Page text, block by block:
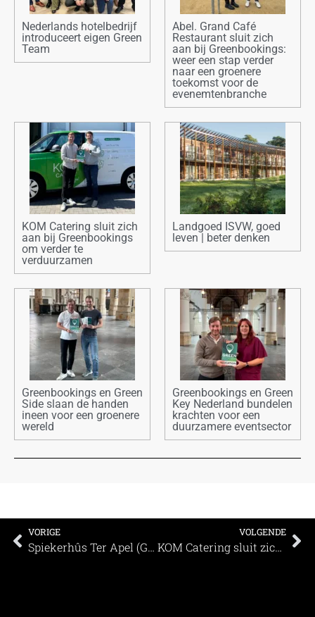
Nederlands hotelbedrijf
introduceert eigen Green
Team
Abel. Grand Café
Restaurant sluit zich
aan bij Greenbookings:
weer een stap verder
naar een groenere
toekomst voor de
evenemtenbranche
KOM Catering sluit zich
aan bij Greenbookings
om verder te
verduurzamen
Landgoed ISVW, goed
leven | beter denken
Greenbookings en Green
Side slaan de handen
ineen voor een groenere
wereld
Greenbookings en Green
Key Nederland bundelen
krachten voor een
duurzamere eventsector
VORIGE
Spiekerhûs Ter Apel (Groningen) sluit zich aan bij Greenbookings om verder te verduurzamen
VOLGENDE
KOM Catering sluit zich aan bij Greenbookings om verder te verduurzamen